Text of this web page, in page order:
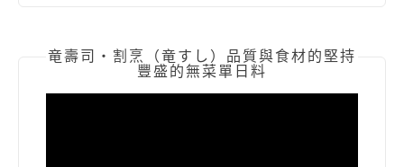
竜壽司‧割烹（竜すし）品質與食材的堅持
豐盛的無菜單日料